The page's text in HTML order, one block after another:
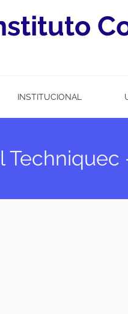
INSTITUCIONAL
Techniquec